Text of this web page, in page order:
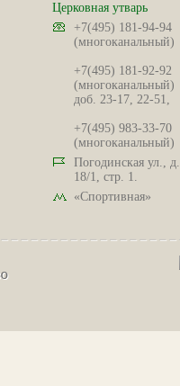
Церковная утварь
+7(495) 181-94-94
(многоканальный)
+7(495) 181-92-92
(многоканальный)
доб. 23-17, 22-51,
+7(495) 983-33-70
(многоканальный)
Погодинская ул., д.
18/1, стр. 1.
«Спортивная»